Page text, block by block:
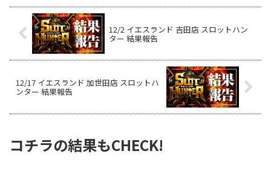
12/2 イエスランド 吉田店 スロットハン
ター 結果報告
12/17 イエスランド 加世田店 スロットハ
ンター 結果報告
コチラの結果もCHECK!